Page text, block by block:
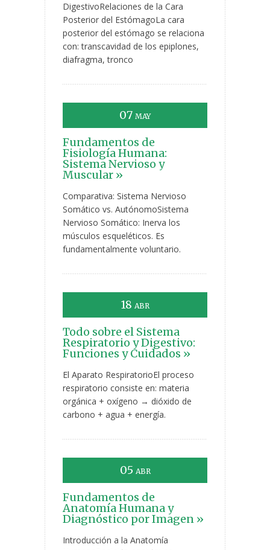
DigestivoRelaciones de la Cara
Posterior del EstómagoLa cara
posterior del estómago se relaciona
con: transcavidad de los epiplones,
diafragma, tronco
07 MAY
Fundamentos de
Fisiología Humana:
Sistema Nervioso y
Muscular »
Comparativa: Sistema Nervioso
Somático vs. AutónomoSistema
Nervioso Somático: Inerva los
músculos esqueléticos. Es
fundamentalmente voluntario.
18 ABR
Todo sobre el Sistema
Respiratorio y Digestivo:
Funciones y Cuidados »
El Aparato RespiratorioEl proceso
respiratorio consiste en: materia
orgánica + oxígeno → dióxido de
carbono + agua + energía.
05 ABR
Fundamentos de
Anatomía Humana y
Diagnóstico por Imagen »
Introducción a la Anatomía